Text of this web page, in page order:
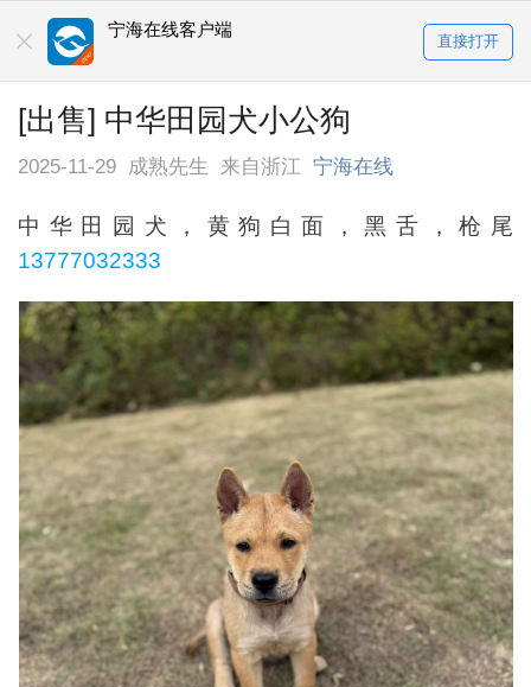
宁海在线客户端
直接打开
[出售] 中华田园犬小公狗
2025-11-29 成熟先生 来自浙江 宁海在线
中华田园犬，黄狗白面，黑舌，枪尾
13777032333